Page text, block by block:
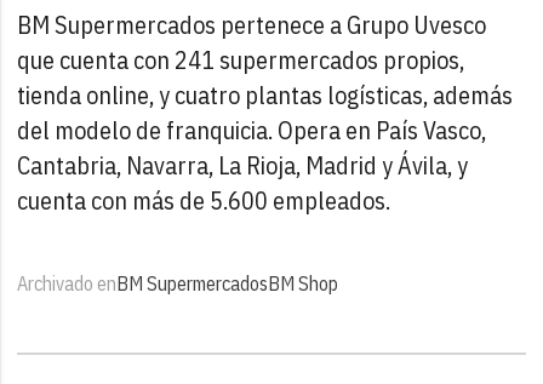
BM Supermercados pertenece a Grupo Uvesco
que cuenta con 241 supermercados propios,
tienda online, y cuatro plantas logísticas, además
del modelo de franquicia. Opera en País Vasco,
Cantabria, Navarra, La Rioja, Madrid y Ávila, y
cuenta con más de 5.600 empleados.
Archivado enBM SupermercadosBM Shop